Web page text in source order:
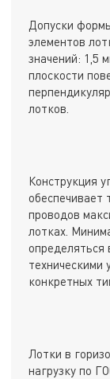
Допуски
элементов
значений: 1,5
плоскости
лотков.
Конструкция
обеспечивает
проводов
лотках.
определяться
техническими
конкретных
Лотки в
нагрузку по